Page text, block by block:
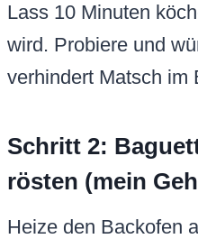
Lass 10 Minuten
wird. Probiere und
verhindert Matsch im
Schritt 2:
rösten (mein
Heize den Backofen